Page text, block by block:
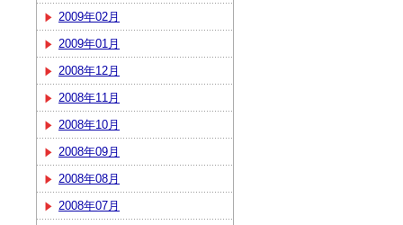
2009年02月
2009年01月
2008年12月
2008年11月
2008年10月
2008年09月
2008年08月
2008年07月